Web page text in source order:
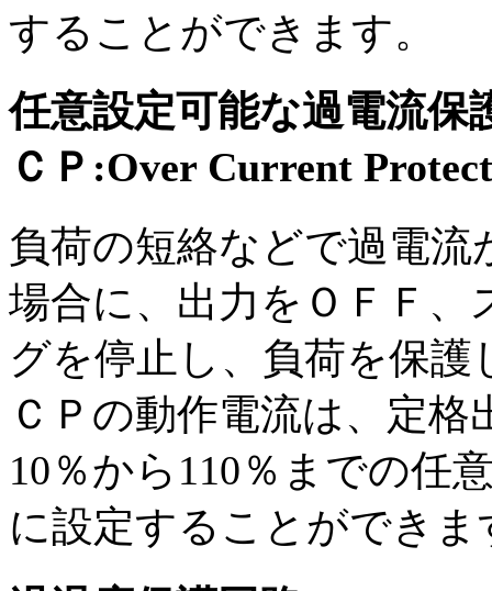
することができます。
任意設定可能な過電流保
ＣＰ:Over Current
負荷の短絡などで過電流
場合に、出力をＯＦＦ、
グを停止し、負荷を保護
ＣＰの動作電流は、定格
10％から110％までの任
に設定することができま